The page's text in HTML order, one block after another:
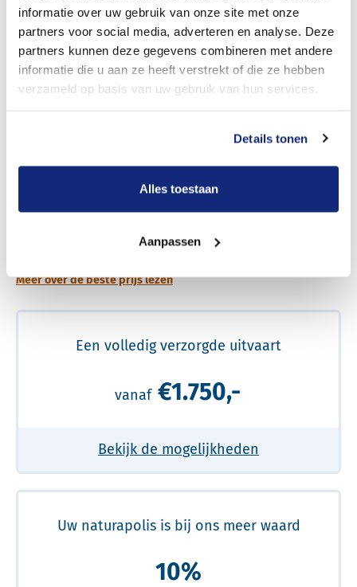
informatie over uw gebruik van onze site met onze
partners voor social media, adverteren en analyse. Deze
partners kunnen deze gegevens combineren met andere
informatie die u aan ze heeft verstrekt of die ze hebben
verzameld op basis van uw gebruik van hun services.
Details tonen
Alles toestaan
Aanpassen
Meer over de beste prijs lezen
Een volledig verzorgde uitvaart
vanaf €1.750,-
Bekijk de mogelijkheden
Uw naturapolis is bij ons meer waard
10%